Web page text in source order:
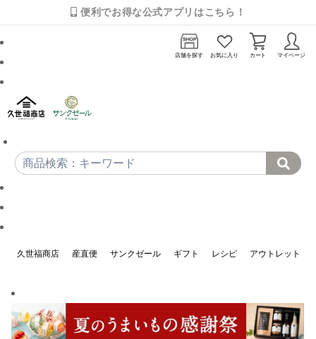
便利でお得な公式アプリはこちら！
店舗を探す お気に入り カート マイページ
久世福商店 産直便 サンクゼール ギフト レシピ アウトレット